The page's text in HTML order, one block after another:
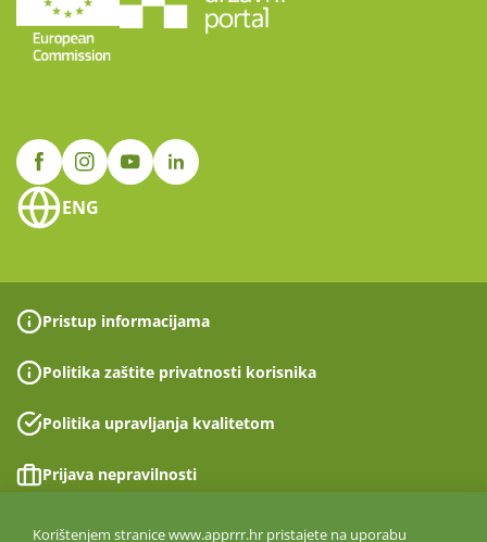
ENG
Pristup informacijama
Politika zaštite privatnosti korisnika
Politika upravljanja kvalitetom
Prijava nepravilnosti
Izjava o pristupačnosti
Korištenjem stranice www.apprrr.hr pristajete na uporabu